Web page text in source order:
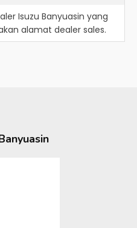
Isuzu Banyuasin yang
alamat dealer sales.